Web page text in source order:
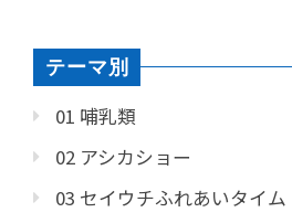
テーマ別
01 哺乳類
02 アシカショー
03 セイウチふれあいタイム